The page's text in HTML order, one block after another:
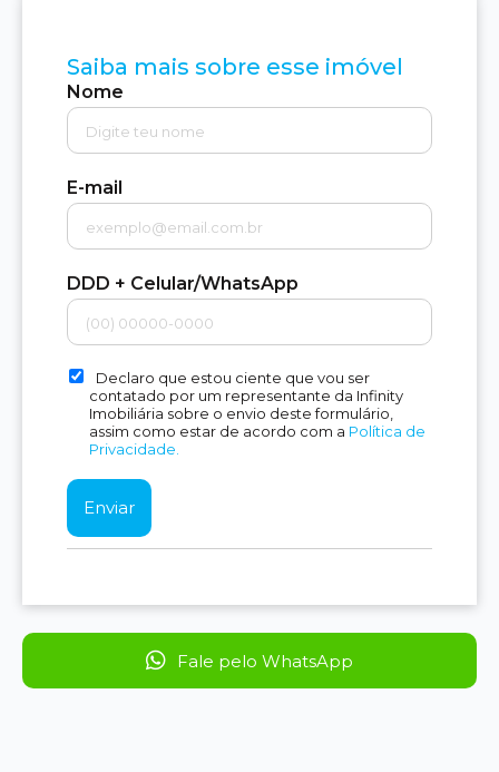
Saiba mais sobre esse imóvel
Nome
E-mail
DDD + Celular/WhatsApp
Declaro que estou ciente que vou ser
contatado por um representante da Infinity
Imobiliária sobre o envio deste formulário,
assim como estar de acordo com a Política de
Privacidade.
Fale pelo WhatsApp